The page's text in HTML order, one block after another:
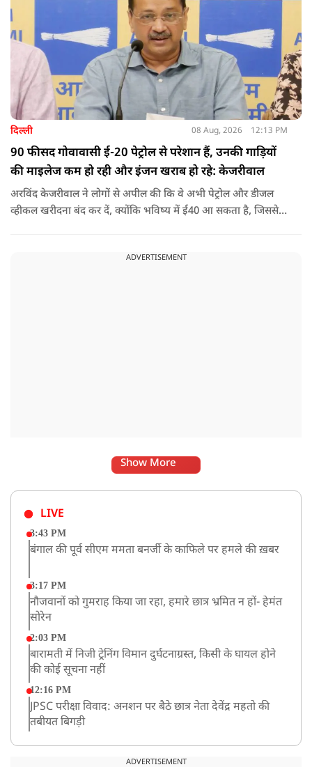
दिल्ली 08 Aug, 2026 12:13 PM
90 फीसद गोवावासी ई-20 पेट्रोल से परेशान हैं, उनकी गाड़ियों
की माइलेज कम हो रही और इंजन खराब हो रहे: केजरीवाल
अरविंद केजरीवाल ने लोगों से अपील की कि वे अभी पेट्रोल और डीजल
व्हीकल खरीदना बंद कर दें, क्योंकि भविष्य में ई40 आ सकता है, जिससे
ADVERTISEMENT
Show More
LIVE
3:43 PM
बंगाल की पूर्व सीएम ममता बनर्जी के काफिले पर हमले की ख़बर
3:17 PM
नौजवानों को गुमराह किया जा रहा, हमारे छात्र भ्रमित न हों- हेमंत
सोरेन
2:03 PM
बारामती में निजी ट्रेनिंग विमान दुर्घटनाग्रस्त, किसी के घायल होने
की कोई सूचना नहीं
12:16 PM
JPSC परीक्षा विवाद: अनशन पर बैठे छात्र नेता देवेंद्र महतो की
तबीयत बिगड़ी
रांचीः छात्रों के समर्थन में विधायक जयराम महतो ने शुरू किया
ADVERTISEMENT